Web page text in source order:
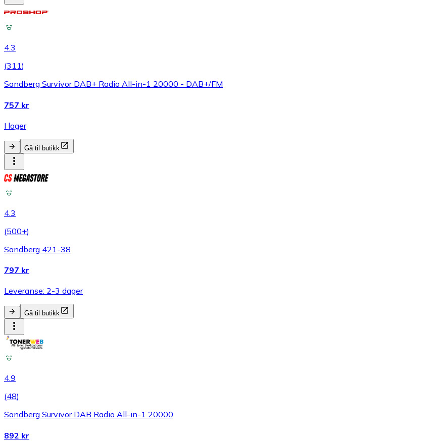
4.3
(311)
Sandberg Survivor DAB+ Radio All-in-1 20000 - DAB+/FM
757 kr
I lager
Gå til butikk
4.3
(500+)
Sandberg 421-38
797 kr
Leveranse: 2-3 dager
Gå til butikk
4.9
(48)
Sandberg Survivor DAB Radio All-in-1 20000
892 kr